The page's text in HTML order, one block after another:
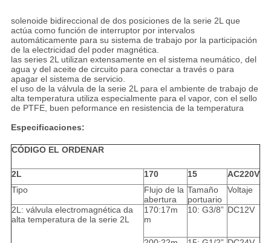
solenoide bidireccional de dos posiciones de la serie 2L que
actúa como función de interruptor por intervalos
automáticamente para su sistema de trabajo por la participación
de la electricidad del poder magnética.
las series 2L utilizan extensamente en el sistema neumático, del
agua y del aceite de circuito para conectar a través o para
apagar el sistema de servicio.
el uso de la válvula de la serie 2L para el ambiente de trabajo de
alta temperatura utiliza especialmente para el vapor, con el sello
de PTFE, buen peformance en resistencia de la temperatura
Especificaciones:
CÓDIGO EL ORDENAR
2L 170 15
AC220V
Tipo
Flujo de la
abertura
Tamaño
portuario
Voltaje
2L: válvula electromagnética da
alta temperatura de la serie 2L
170:17m
m
10: G3/8” DC12V